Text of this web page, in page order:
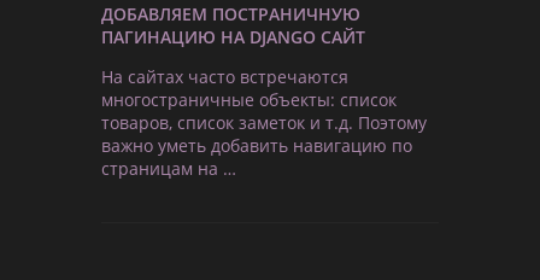
ДОБАВЛЯЕМ ПОСТРАНИЧНУЮ
ПАГИНАЦИЮ НА DJANGO САЙТ
На сайтах часто встречаются
многостраничные объекты: список
товаров, список заметок и т.д. Поэтому
важно уметь добавить навигацию по
страницам на …